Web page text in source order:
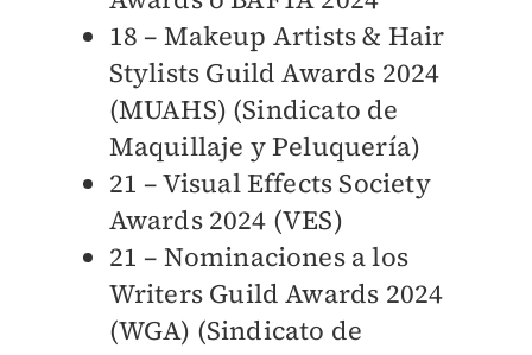
18 – Makeup Artists & Hair
Stylists Guild Awards 2024
(MUAHS) (Sindicato de
Maquillaje y Peluquería)
21 – Visual Effects Society
Awards 2024 (VES)
21 – Nominaciones a los
Writers Guild Awards 2024
(WGA) (Sindicato de